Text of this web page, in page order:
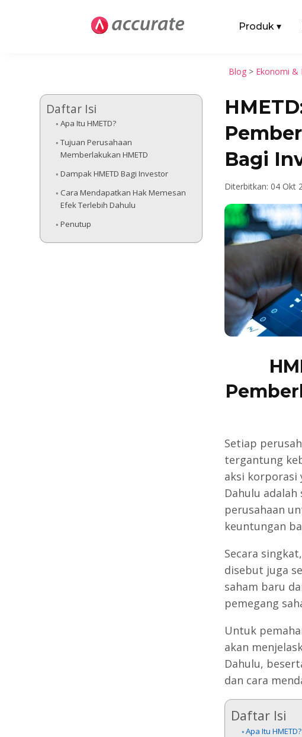
Produk ▾
Blog > Ekonomi &
Daftar Isi
Apa Itu HMETD?
Tujuan Perusahaan
Memberlakukan HMETD
Dampak HMETD Bagi Investor
Cara Mendapatkan Hak Memesan
Efek Terlebih Dahulu
Penutup
Bagi
Diterbitkan: 04 Okt
Setiap
tergantung
aksi korporasi
Dahulu
perusahaan
keuntungan
Secara
disebut juga
saham baru
pemegang
Untuk
akan
Dahulu,
dan cara
Daftar Isi
Apa Itu HMETD?